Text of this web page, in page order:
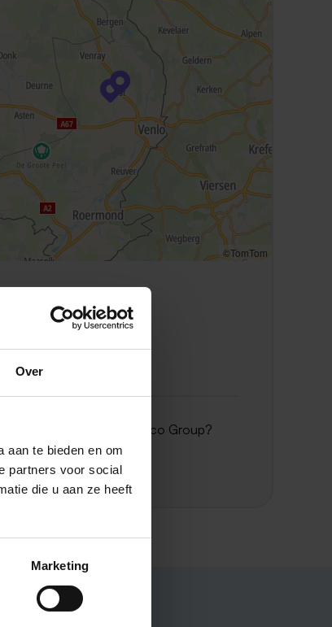
Over
aan te bieden en om
partners voor social
die u aan ze heeft
Marketing
©TomTom
Locatie Hegelsom
Stationsstraat 142
Horst
Meer informatie over Hotraco Group?
de website